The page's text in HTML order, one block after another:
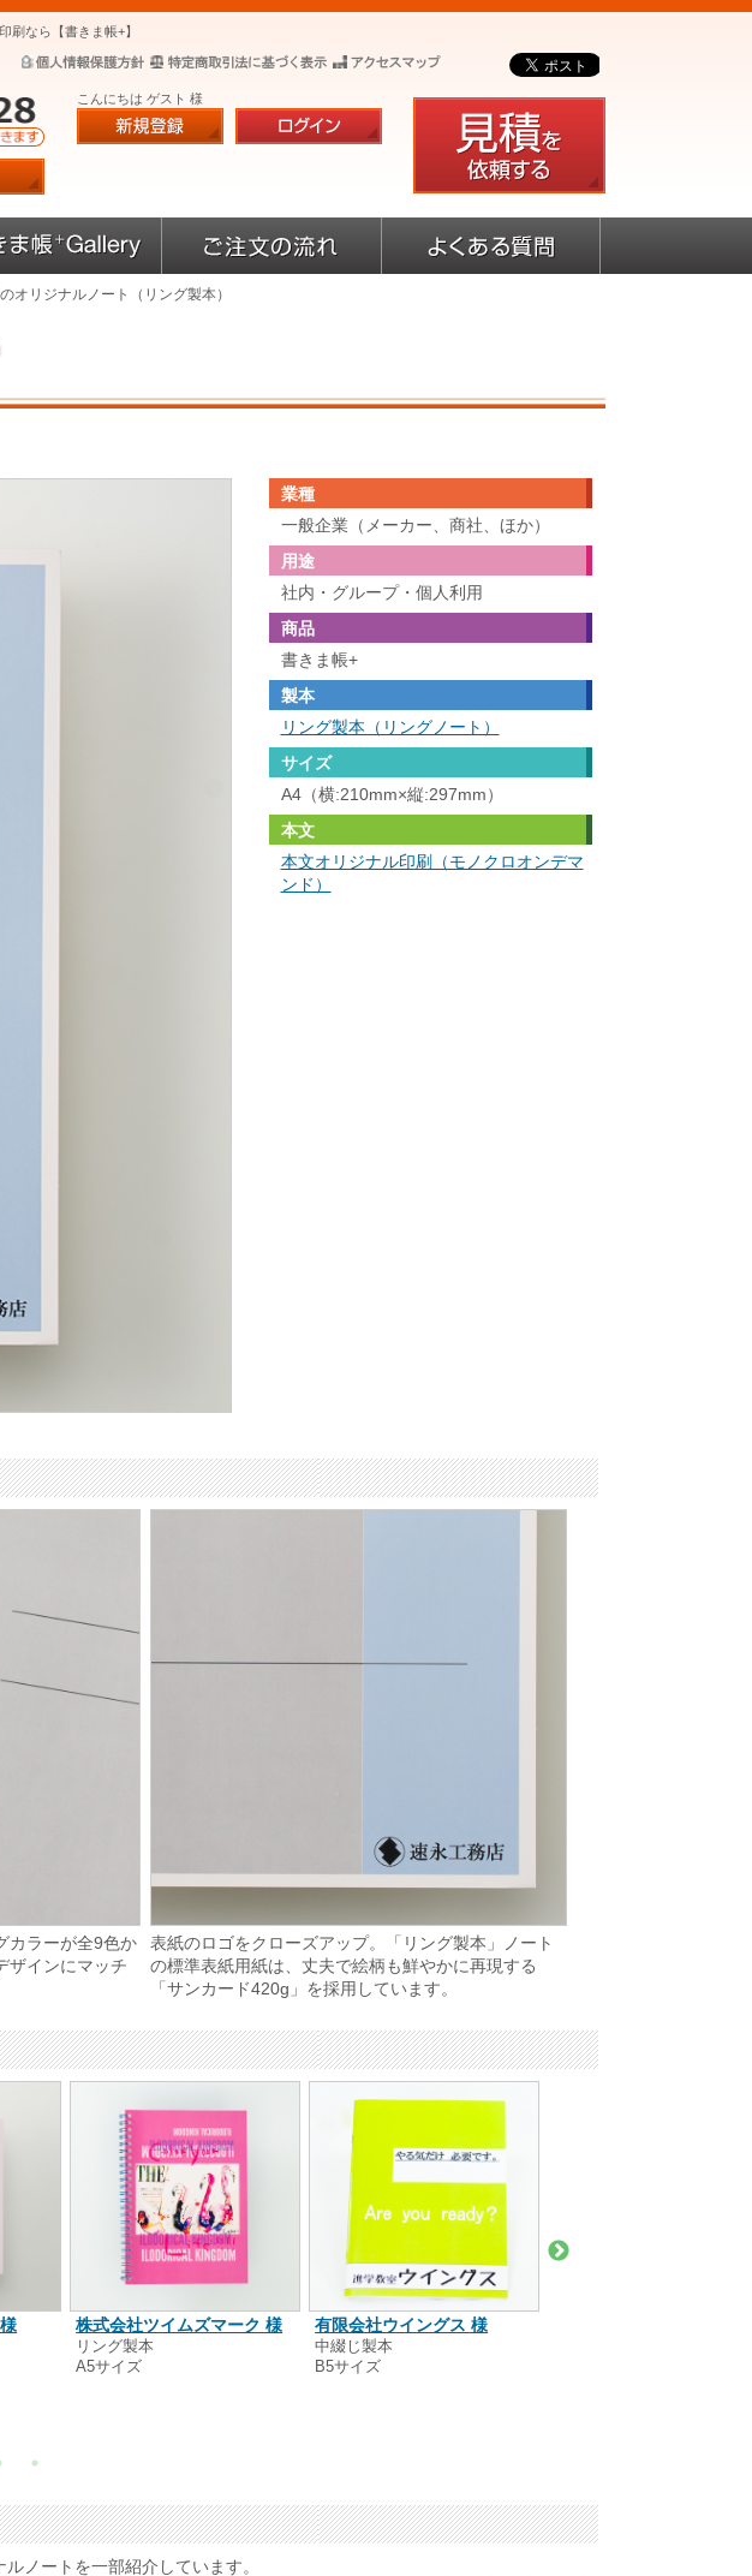
刷なら【書きま帳+】
こんにちは ゲスト 様
オリジナルノート（リング製本）
業種
一般企業（メーカー、商社、ほか）
用途
社内・グループ・個人利用
商品
書きま帳+
製本
リング製本（リングノート）
サイズ
A4（横:210mm×縦:297mm）
本文
本文オリジナル印刷（モノクロオンデマ
ンド）
カラーが全9色か
ザインにマッチ
表紙のロゴをクローズアップ。「リング製本」ノート
の標準表紙用紙は、丈夫で絵柄も鮮やかに再現する
「サンカード420g」を採用しています。
株式会社ツイムズマーク 様
リング製本
A5サイズ
有限会社ウイングス 様
中綴じ製本
B5サイズ
ノートを一部紹介しています。